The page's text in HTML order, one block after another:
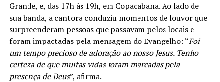
Grande, e, das 17h às 19h, em Copacabana. Ao lado de
sua banda, a cantora conduziu momentos de louvor que
surpreenderam pessoas que passavam pelos locais e
foram impactadas pela mensagem do Evangelho: “Foi
um tempo precioso de adoração ao nosso Jesus. Tenho
certeza de que muitas vidas foram marcadas pela
presença de Deus”, afirma.